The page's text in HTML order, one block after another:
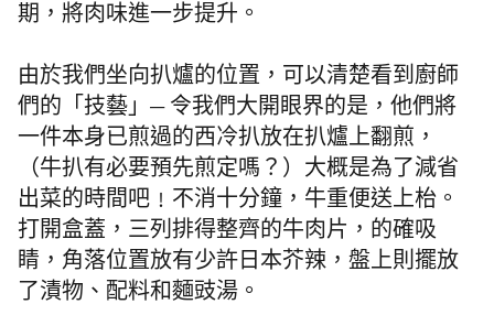
期，將肉味進一步提升。
由於我們坐向扒爐的位置，可以清楚看到廚師
們的「技藝」 — 令我們大開眼界的是，他們將
一件本身已煎過的西冷扒放在扒爐上翻煎，
（牛扒有必要預先煎定嗎？） 大概是為了減省
出菜的時間吧﹗不消十分鐘，牛重便送上枱。
打開盒蓋，三列排得整齊的牛肉片，的確吸
睛，角落位置放有少許日本芥辣，盤上則擺放
了漬物、配料和麵豉湯。